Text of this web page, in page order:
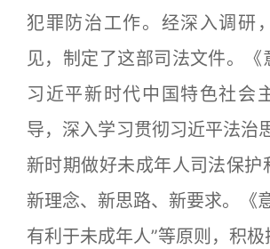
犯罪防治工作。经深入调研
见，制定了这部司法文件。《
习近平新时代中国特色社会
导，深入学习贯彻习近平法治
新时期做好未成年人司法保护
新理念、新思路、新要求。《
有利于未成年人”等原则，积